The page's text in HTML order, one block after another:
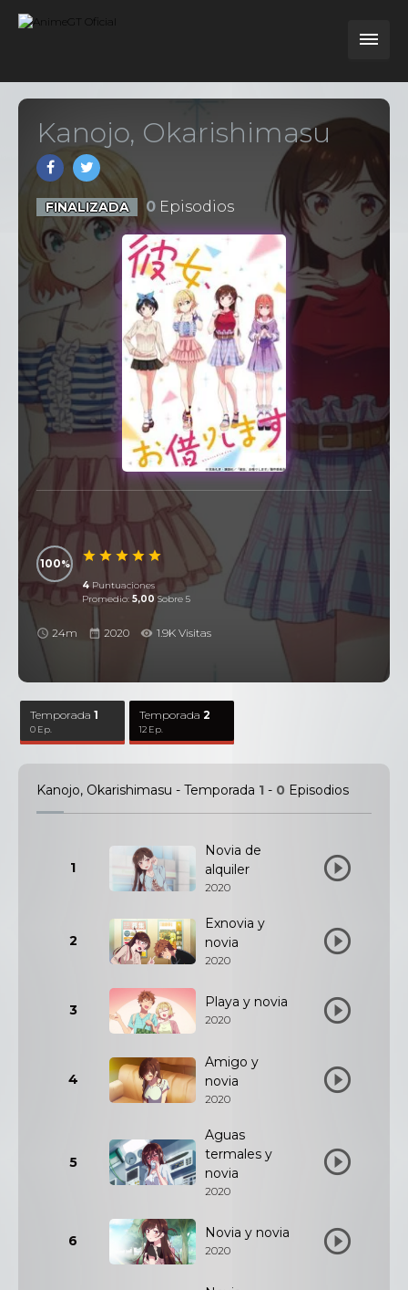
Kanojo, Okarishimasu
FINALIZADA 0Episodios
100
4 Puntuaciones
Promedio: 5,00 Sobre 5
24m 2020 1.9K Visitas
Temporada1
0 Ep.
Temporada2
12 Ep.
Kanojo, Okarishimasu - Temporada 1 - 0 Episodios
1
Novia de
alquiler
2020
2
Exnovia y
novia
2020
3 Playa y novia
2020
4
Amigo y
novia
2020
5
Aguas
termales y
novia
2020
6 Novia y novia
2020